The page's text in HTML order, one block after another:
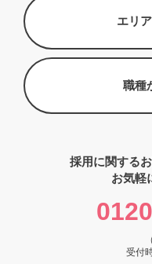
エリ
職種
採用に関する
お気軽
受付